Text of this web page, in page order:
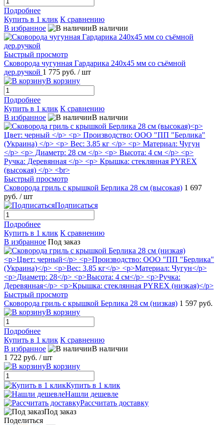
Подробнее
Купить в 1 клик К сравнению
В избранное
В наличии
Быстрый просмотр
Сковорода чугунная Гардарика 240х45 мм со съёмной
дер.ручкой 1 775 руб. / шт
В корзину
Подробнее
Купить в 1 клик К сравнению
В избранное
В наличии
Быстрый просмотр
Сковорода гриль с крышкой Берлика 28 см (высокая) 1 697
руб. / шт
Подписаться
Подробнее
Купить в 1 клик К сравнению
В избранное Под заказ
Быстрый просмотр
Сковорода гриль с крышкой Берлика 28 см (низкая) 1 597 руб.
В корзину
Подробнее
Купить в 1 клик К сравнению
В избранное
В наличии
1 722 руб. / шт
В корзину
Купить в 1 клик
Нашли дешевле
Рассчитать доставку
Под заказ
Поделиться